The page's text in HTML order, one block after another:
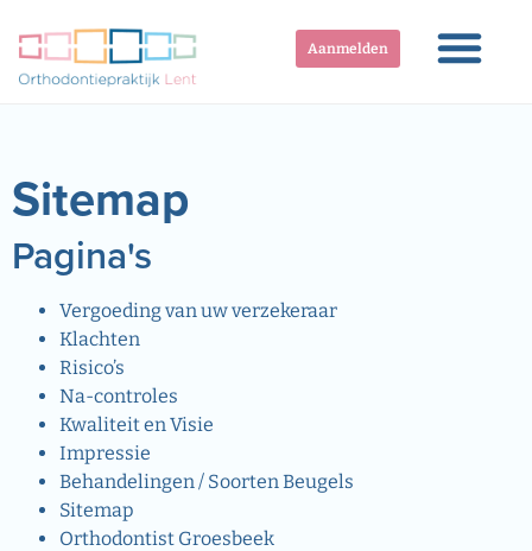
Aanmelden
Sitemap
Pagina's
Vergoeding van uw verzekeraar
Klachten
Risico’s
Na-controles
Kwaliteit en Visie
Impressie
Behandelingen / Soorten Beugels
Sitemap
Orthodontist Groesbeek